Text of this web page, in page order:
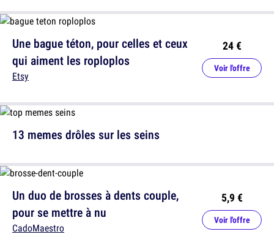
13 memes drôles sur les seins
Une bague téton, pour celles et ceux
qui aiment les roploplos
Etsy
24 €
Voir l'offre
Un duo de brosses à dents couple,
pour se mettre à nu
CadoMaestro
5,9 €
Voir l'offre